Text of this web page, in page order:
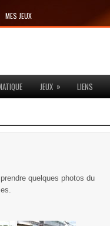
MES JEUX
JEUX » LIENS
quelques photos du